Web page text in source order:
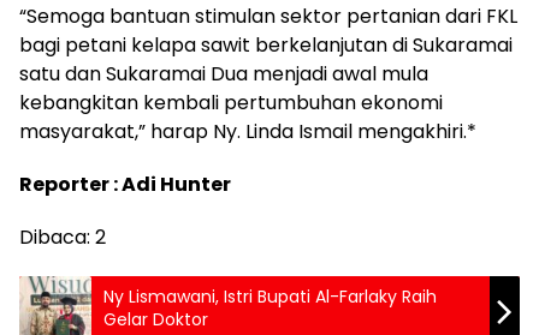
“Semoga bantuan stimulan sektor pertanian dari FKL
bagi petani kelapa sawit berkelanjutan di Sukaramai
satu dan Sukaramai Dua menjadi awal mula
kebangkitan kembali pertumbuhan ekonomi
masyarakat,” harap Ny. Linda Ismail mengakhiri.*
Reporter : Adi Hunter
Dibaca: 2
Ny Lismawani, Istri Bupati Al-Farlaky Raih
Gelar Doktor